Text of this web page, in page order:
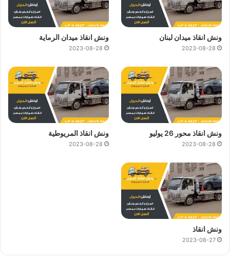
ونش انقاذ ميدان لبنان
2023-08-28
ونش انقاذ ميدان الرماية
2023-08-28
ونش انقاذ محور 26 يوليو
2023-08-28
ونش انقاذ المريوطية
2023-08-28
ونش انقاذ
2023-08-27